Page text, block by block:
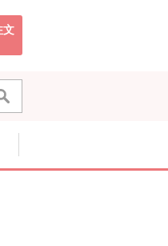
文
ウで開きます。